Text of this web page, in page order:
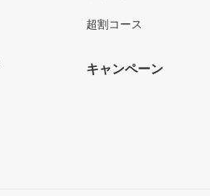
超割コース
キャンペーン